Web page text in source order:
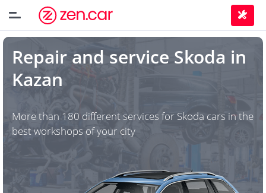
Repair and service Skoda in
Kazan
More than 180 different services for Skoda cars in the
best workshops of your city